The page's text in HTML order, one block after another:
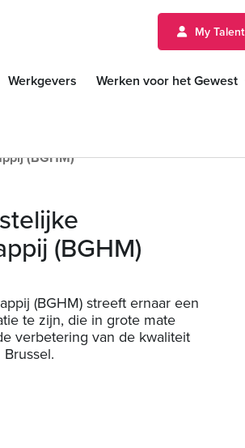
Werkgevers Werken voor het Gewest
My Talent
(BGHM)
(BGHM)
(BGHM) streeft ernaar een
te zijn, die in grote mate
verbetering van de kwaliteit